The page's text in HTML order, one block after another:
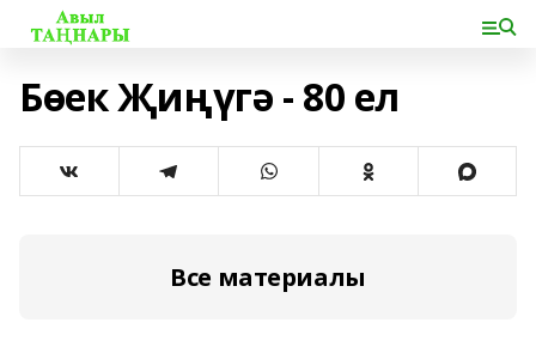
Бөек Җиңүгә - 80 ел
Все материалы